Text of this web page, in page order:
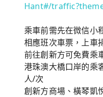
Hant#/
乘車前需先在微信小
相應班次車票，上車
前往創新方可免費乘
港珠澳大橋口岸的乘
人/次
創新方商場、橫琴凱